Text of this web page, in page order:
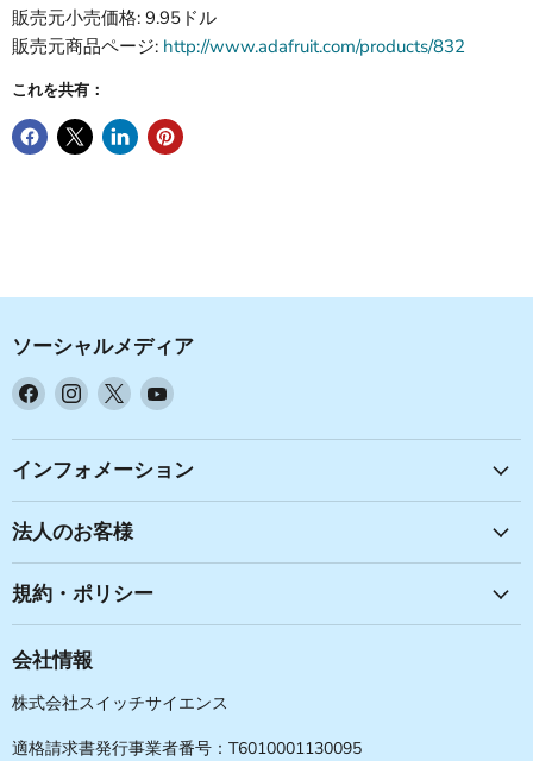
販売元小売価格: 9.95ドル
販売元商品ページ: http://www.adafruit.com/products/832
これを共有：
ソーシャルメディア
Facebook
見
つ
て
く
さ
い
Instagram
見
つ
て
く
さ
い
X
見
つ
て
く
さ
い
YouTube
見
つ
い
インフォメーション
法人のお客様
規約・ポリシー
会社情報
株式会社スイッチサイエンス
適格請求書発行事業者番号：T6010001130095